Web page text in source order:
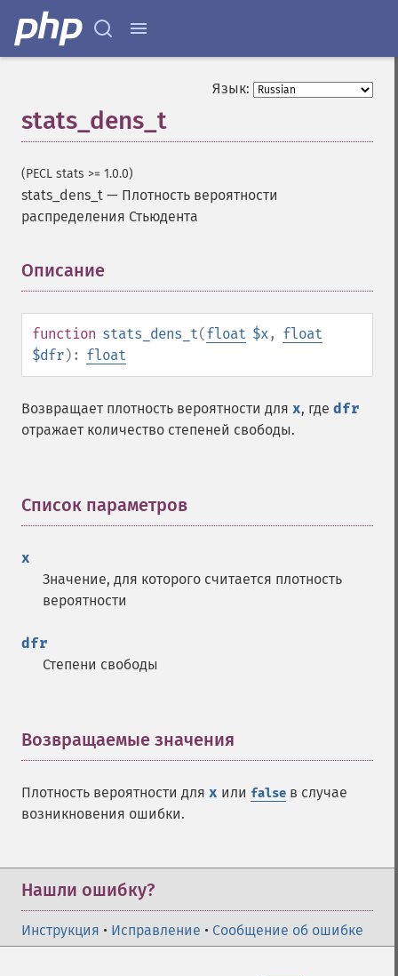
Язык:
stats_dens_t
(PECL stats >= 1.0.0)
stats_dens_t — Плотность вероятности
распределения Стьюдента
Описание
function stats_dens_t(float $x, float
$dfr): float
Возвращает плотность вероятности для x, где dfr
отражает количество степеней свободы.
Список параметров
x
Значение, для которого считается плотность
вероятности
dfr
Степени свободы
Возвращаемые значения
Плотность вероятности для x или false в случае
возникновения ошибки.
Нашли ошибку?
Инструкция • Исправление • Сообщение об ошибке